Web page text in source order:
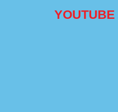
YOUTUBE